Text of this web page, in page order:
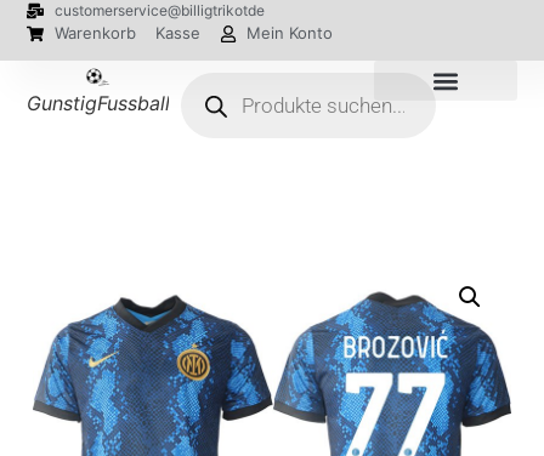
customerservice@billigtrikotde
Warenkorb Kasse Mein Konto
GunstigFussballTrikot